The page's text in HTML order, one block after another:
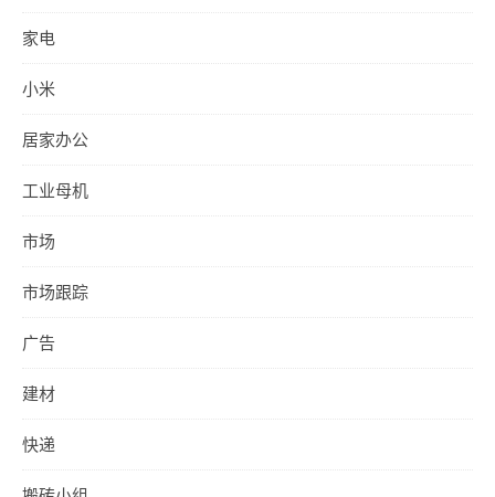
家电
小米
居家办公
工业母机
市场
市场跟踪
广告
建材
快递